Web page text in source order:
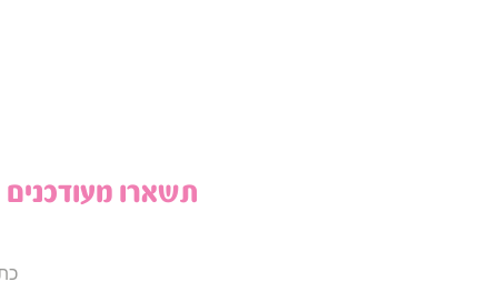
תשארו מעודכנים